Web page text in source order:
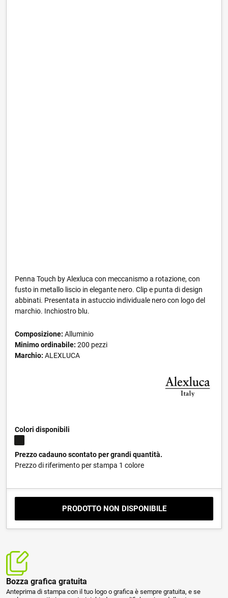
Penna Touch by Alexluca con meccanismo a rotazione, con
fusto in metallo liscio in elegante nero. Clip e punta di design
abbinati. Presentata in astuccio individuale nero con logo del
marchio. Inchiostro blu.
Composizione: Alluminio
Minimo ordinabile: 200 pezzi
Marchio: ALEXLUCA
Colori disponibili
Prezzo cadauno scontato per grandi quantità.
Prezzo di riferimento per stampa 1 colore
PRODOTTO NON DISPONIBILE
Bozza grafica gratuita
Anteprima di stampa con il tuo logo o grafica è sempre gratuita, e se